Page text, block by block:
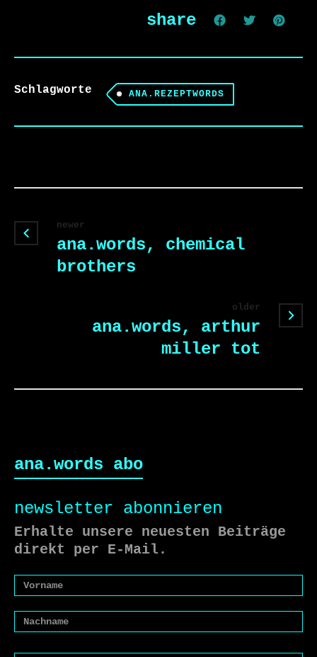
share
Schlagworte ANA.REZEPTWORDS
newer
ana.words, chemical
brothers
older
ana.words, arthur
miller tot
ana.words abo
newsletter abonnieren
Erhalte unsere neuesten Beiträge
direkt per E-Mail.